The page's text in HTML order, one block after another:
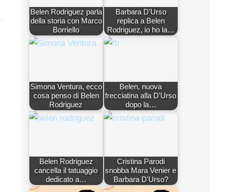
Belen Rodriguez parla
della storia con Marco
Borriello
Barbara D'Urso
replica a Belen
Rodriguez, io ho la…
Simona Ventura, ecco
cosa penso di Belen
Rodriguez
Belen, nuova
frecciatina alla D'Urso
dopo la…
Belen Rodriguez
cancella il tatuaggio
dedicato a…
Cristina Parodi
snobba Mara Venier e
Barbara D'Urso?